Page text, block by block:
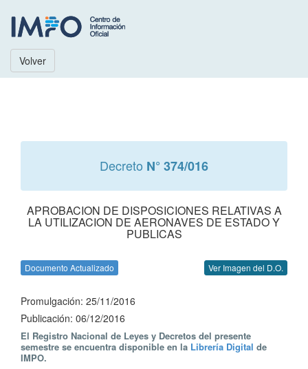
Volver
Decreto N° 374/016
APROBACION DE DISPOSICIONES RELATIVAS A
LA UTILIZACION DE AERONAVES DE ESTADO Y
PUBLICAS
Documento Actualizado Ver Imagen del D.O.
Promulgación: 25/11/2016
Publicación: 06/12/2016
El Registro Nacional de Leyes y Decretos del presente
semestre se encuentra disponible en la Librería Digital de
IMPO.